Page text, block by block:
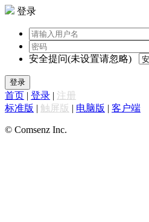
登录
安全提问(未设置请忽略)
登录
首页 | 登录 | 注册
标准版 | 触屏版 | 电脑版 | 客户端
© Comsenz Inc.